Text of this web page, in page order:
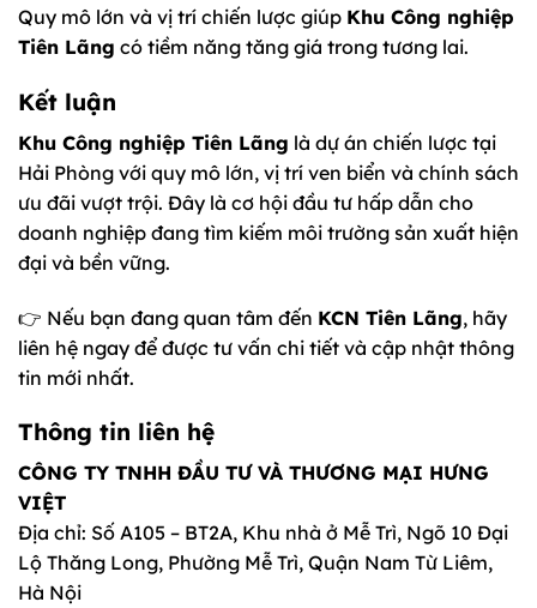
Quy mô lớn và vị trí chiến lược giúp Khu Công nghiệp
Tiên Lãng có tiềm năng tăng giá trong tương lai.
Kết luận
Khu Công nghiệp Tiên Lãng là dự án chiến lược tại
Hải Phòng với quy mô lớn, vị trí ven biển và chính sách
ưu đãi vượt trội. Đây là cơ hội đầu tư hấp dẫn cho
doanh nghiệp đang tìm kiếm môi trường sản xuất hiện
đại và bền vững.
👉 Nếu bạn đang quan tâm đến KCN Tiên Lãng, hãy
liên hệ ngay để được tư vấn chi tiết và cập nhật thông
tin mới nhất.
Thông tin liên hệ
CÔNG TY TNHH ĐẦU TƯ VÀ THƯƠNG MẠI HƯNG
VIỆT
Địa chỉ: Số A105 – BT2A, Khu nhà ở Mễ Trì, Ngõ 10 Đại
Lộ Thăng Long, Phường Mễ Trì, Quận Nam Từ Liêm,
Hà Nội